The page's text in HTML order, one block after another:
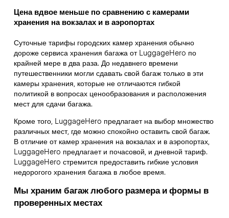
Цена вдвое меньше по сравнению с камерами
хранения на вокзалах и в аэропортах
Суточные тарифы городских камер хранения обычно
дороже сервиса хранения багажа от LuggageHero по
крайней мере в два раза. До недавнего времени
путешественники могли сдавать свой багаж только в эти
камеры хранения, которые не отличаются гибкой
политикой в вопросах ценообразования и расположения
мест для сдачи багажа.
Кроме того, LuggageHero предлагает на выбор множество
различных мест, где можно спокойно оставить свой багаж.
В отличие от камер хранения на вокзалах и в аэропортах,
LuggageHero предлагает и почасовой, и дневной тариф.
LuggageHero стремится предоставить гибкие условия
недорогого хранения багажа в любое время.
Мы храним багаж любого размера и формы в
проверенных местах